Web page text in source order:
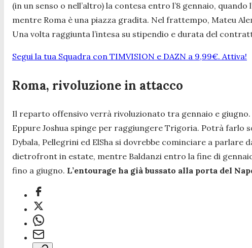
(in un senso o nell’altro) la contesa entro l’8 gennaio,
mentre Roma è una piazza gradita. Nel frattempo, Mateu
Una volta raggiunta l’intesa su stipendio e durata del
Segui la tua Squadra con TIMVISION e DAZN a 9,99€. Attiva!
Roma, rivoluzione in attacco
Il reparto offensivo verrà rivoluzionato tra gennaio e
Eppure Joshua spinge per raggiungere Trigoria. Potrà farlo
Dybala, Pellegrini ed ElSha si dovrebbe cominciare a
dietrofront in estate, mentre Baldanzi entro la fine di
fino a giugno. L’entourage ha già bussato alla porta del